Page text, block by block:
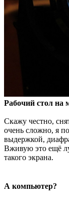
Рабочий стол на
Скажу честно,
очень сложно, я
выдержкой,
Вживую это ещё
такого экрана.
А компьютер?